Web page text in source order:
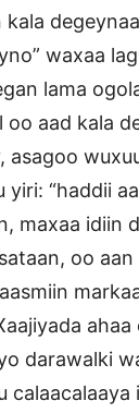
kala
waxaa
lama
aad kala
asagoo
yiri: “haddii
maxaa idiin
oo
ahaa
darawalki
calaacalaaya